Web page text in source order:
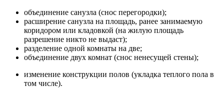
объединение санузла (снос перегородки);
расширение санузла на площадь, ранее занимаемую
коридором или кладовкой (на жилую площадь
разрешение никто не выдаст);
разделение одной комнаты на две;
объединение двух комнат (снос ненесущей стены);
изменение конструкции полов (укладка теплого пола в
том числе).